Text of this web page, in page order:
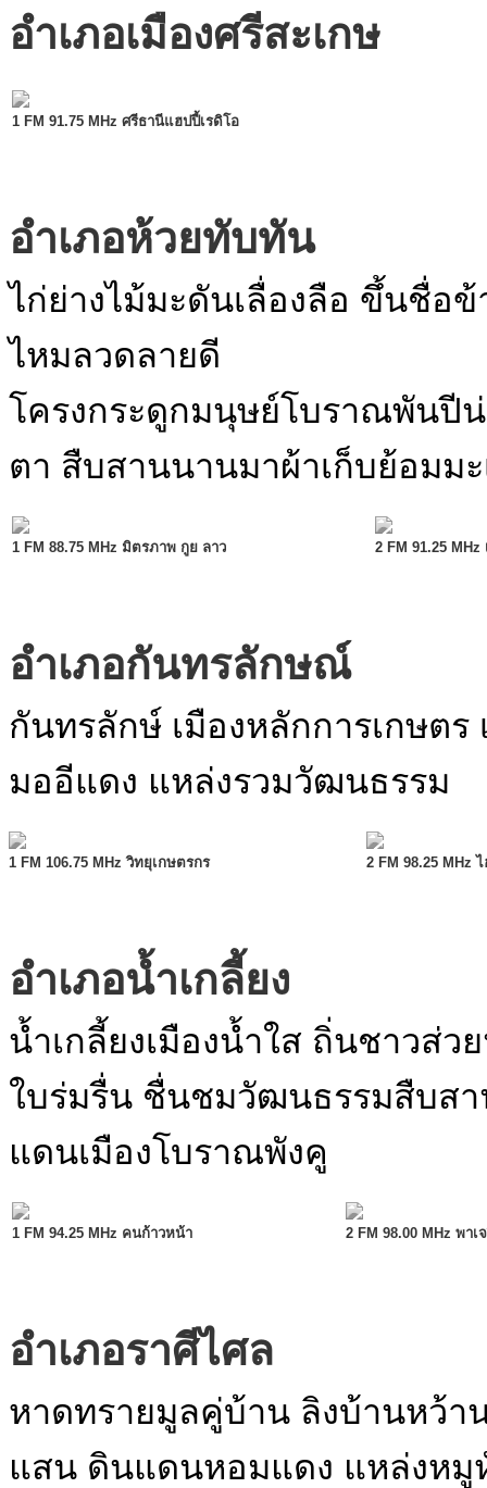
MODULE SBAHJAOUI ACCORDION MENU
อำเภอเมืองศรีสะเกษ
1 FM 91.75 MHz ศรีธานีแฮปปี้เรดิโอ
อำเภอห้วยทับทัน
ไก่ย่างไม้มะดันเลื่องลือ ขึ้นชื่อ
ไหมลวดลายดี
โครงกระดูกมนุษย์โบราณพันปี
ตา สืบสานนานมาผ้าเก็บย้อมมะ
1 FM 88.75 MHz มิตรภาพ กูย ลาว 2 FM 91.25
อำเภอกันทรลักษณ์
กันทรลักษ์ เมืองหลักการเกษต
มออีแดง แหล่งรวมวัฒนธรรม
1 FM 106.75 MHz วิทยุเกษตรกร 2 FM 98.25 MHz
อำเภอน้ำเกลี้ยง
น้ำเกลี้ยงเมืองน้ำใส ถิ่นชาวส่
ใบร่มรื่น ชื่นชมวัฒนธรรมสืบส
แดนเมืองโบราณพังคู
1 FM 94.25 MHz คนก้าวหน้า 2 FM 98.00 MHz พาเ
อำเภอราศีไศล
หาดทรายมูลคู่บ้าน ลิงบ้านหว้า
แสน ดินแดนหอมแดง แหล่งหมู